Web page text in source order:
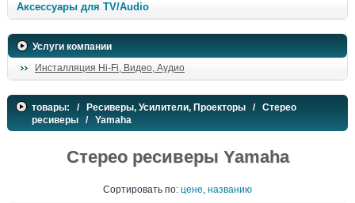
Аксессуары для TV/Audio
Услуги компании
Инсталляция Hi-Fi, Видео, Аудио
товары: / Ресиверы, Усилители, Проекторы / Стерео
ресиверы / Yamaha
Стерео ресиверы Yamaha
Сортировать по: цене, названию